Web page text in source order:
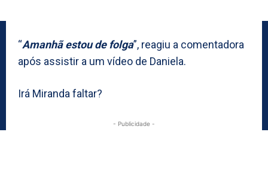
“Amanhã estou de folga”, reagiu a comentadora
após assistir a um vídeo de Daniela.
Irá Miranda faltar?
- Publicidade -